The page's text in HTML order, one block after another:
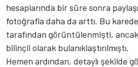
hesaplarında bir süre sonra
fotoğrafla daha da arttı. Bu
tarafından görüntülenmişti, ancak
bilinçli olarak bulanıklaştırılmıştı.
Hemen ardından, detaylı şekilde